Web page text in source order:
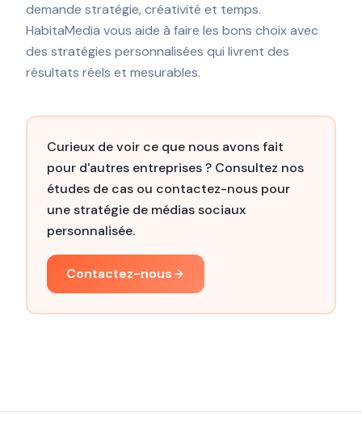
demande stratégie, créativité et temps.
HabitaMedia vous aide à faire les bons choix avec
des stratégies personnalisées qui livrent des
résultats réels et mesurables.
Curieux de voir ce que nous avons fait
pour d'autres entreprises ? Consultez nos
études de cas ou contactez-nous pour
une stratégie de médias sociaux
personnalisée.
Contactez-nous